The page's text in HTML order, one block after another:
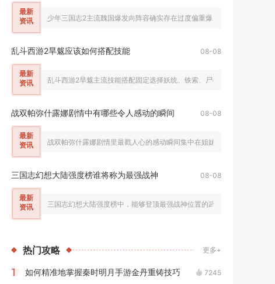
最新
资讯
少年三国志2主流魏国爆发向阵容确实存在过度偏重爆发能力的问题，这
乱斗西游2旱魃应该如何搭配技能 08-08
最新
资讯
乱斗西游2旱魃主流技能搭配固定选择妖统、铁索、尸碑，标准连招顺序
战双帕弥什露娜剧情中有哪些令人感动的瞬间 08-08
最新
资讯
战双帕弥什露娜剧情里最戳人心的感动瞬间集中在姐妹羁绊的双向奔赴
三国志幻想大陆强度榜谁将称为最强战神 08-08
最新
资讯
三国志幻想大陆强度榜中，能够登顶最强战神位置的武将为玄渊吕布，
热门攻略 更多+
如何精准地掌握秦时明月手游金丹重铸技巧
7245